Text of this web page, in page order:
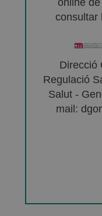
online
consultar
Direcció
Regulació
Salut -
mail: